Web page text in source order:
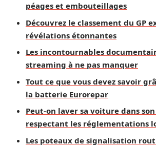
péages et embouteillages
Découvrez le classement du GP
révélations étonnantes
Les incontournables
streaming à ne pas manquer
Tout ce que vous devez savoir
la batterie Eurorepar
Peut-on laver sa voiture dans
respectant les réglementations
Les poteaux de signalisation